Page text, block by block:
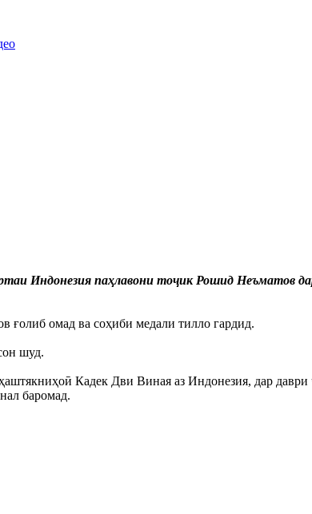
Индонезия паҳлавони тоҷик Рошид Неъматов
омад ва соҳиби медали тилло гардид.
шуд.
Кадек Дви Виная аз Индонезия, дар
баромад.